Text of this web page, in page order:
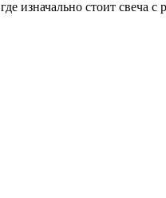
где изначально стоит свеча с